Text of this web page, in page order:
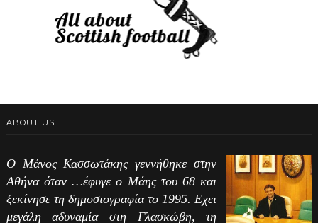
ABOUT US
Ο Μάνος Κασσωτάκης γεννήθηκε στην
Αθήνα όταν …έφυγε ο Μάης του 68 και
ξεκίνησε τη δημοσιογραφία το 1995. Εχει
μεγάλη αδυναμία στη Γλασκώβη, τη